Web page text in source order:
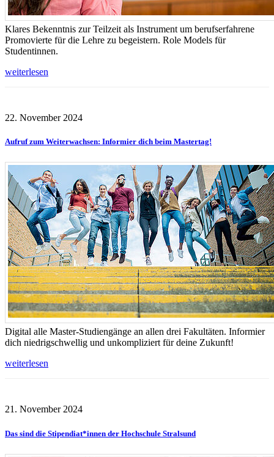
Klares Bekenntnis zur Teilzeit als Instrument um berufserfahrene
Promovierte für die Lehre zu begeistern. Role Models für
Studentinnen.
weiterlesen
22. November 2024
Aufruf zum Weiterwachsen: Informier dich beim Mastertag!
Digital alle Master-Studiengänge an allen drei Fakultäten. Informier
dich niedrigschwellig und unkompliziert für deine Zukunft!
weiterlesen
21. November 2024
Das sind die Stipendiat*innen der Hochschule Stralsund